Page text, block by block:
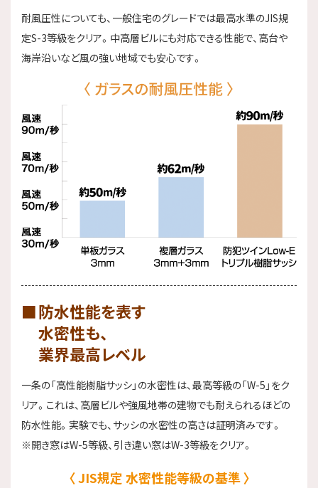
耐風圧性についても、一般住宅のグレードでは最高水準のJIS規
定S-3等級をクリア。中高層ビルにも対応できる性能で、高台や
海岸沿いなど風の強い地域でも安心です。
防水性能を表す
水密性も、
業界最高レベル
一条の「高性能樹脂サッシ」の水密性は、最高等級の「W-5」をク
リア。これは、高層ビルや強風地帯の建物でも耐えられるほどの
防水性能。実験でも、サッシの水密性の高さは証明済みです。
※開き窓はW-5等級、引き違い窓はW-3等級をクリア。
JIS規定 水密性能等級の基準